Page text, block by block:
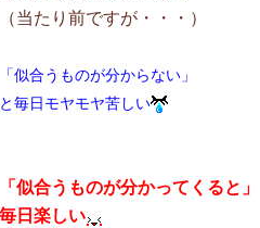
（当たり前ですが・・・）
「似合うものが分からない」
と毎日モヤモヤ苦しい
「似合うものが分かってくると」
毎日楽しい